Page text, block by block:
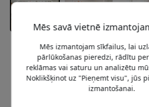
Ieteicamā cena
249.99
Nopirkt tagad
Mēs savā vietnē
Mēs izmantojam sīkfailus, lai
pārlūkošanas pieredzi, rādītu
reklāmas vai saturu un analizētu
Noklikšķinot uz "Pieņemt visu", jūs
izmantošanai.